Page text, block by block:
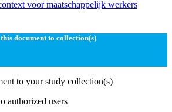
voor maatschappelijk werkers
document to collection(s)
to your study collection(s)
authorized users